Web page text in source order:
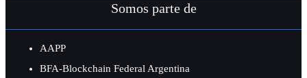
Somos parte de
AAPP
BFA-Blockchain Federal Argentina